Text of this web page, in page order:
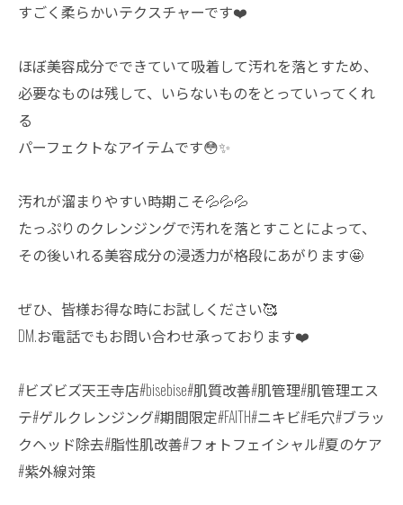
すごく柔らかいテクスチャーです❤️
ほぼ美容成分でできていて吸着して汚れを落とすため、
必要なものは残して、いらないものをとっていってくれ
る
パーフェクトなアイテムです😳✨
汚れが溜まりやすい時期こそ💦💦💦
たっぷりのクレンジングで汚れを落とすことによって、
その後いれる美容成分の浸透力が格段にあがります🤩
ぜひ、皆様お得な時にお試しください🥰
DM.お電話でもお問い合わせ承っております❤️
#ビズビズ天王寺店#bisebise#肌質改善#肌管理#肌管理エス
テ#ゲルクレンジング#期間限定#FAITH#ニキビ#毛穴#ブラッ
クヘッド除去#脂性肌改善#フォトフェイシャル#夏のケア
#紫外線対策